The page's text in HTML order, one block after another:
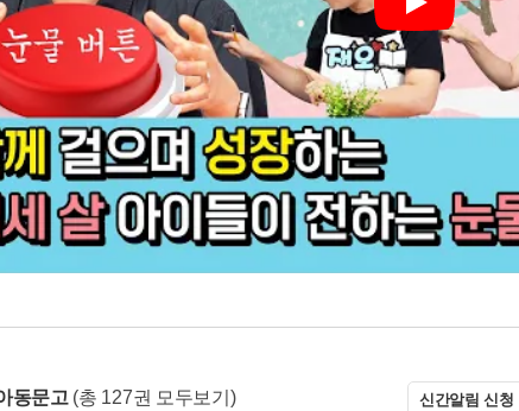
Play
동문고 (총 127권 모두보기) 신간알림 신청